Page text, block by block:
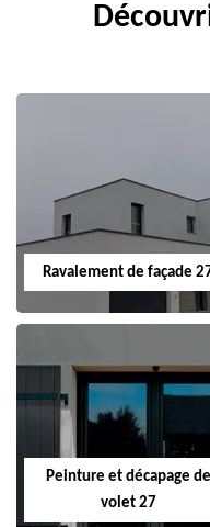
Ravalement de façade
Peinture et décapage de
volet 27